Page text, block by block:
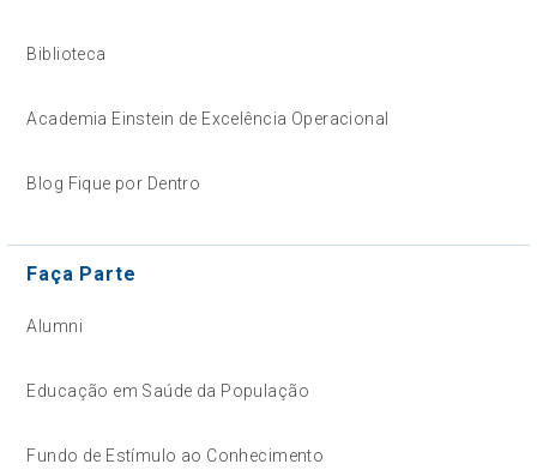
Biblioteca
Academia Einstein de Excelência Operacional
Blog Fique por Dentro
Faça Parte
Alumni
Educação em Saúde da População
Fundo de Estímulo ao Conhecimento